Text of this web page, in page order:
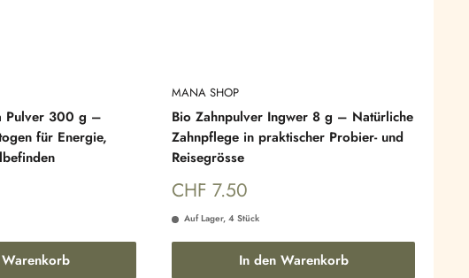
Pulver 300 g –
für Energie,
MANA SHOP
Bio Zahnpulver Ingwer 8 g – Natürliche
Zahnpflege in praktischer Probier- und
Reisegrösse
Sonderpreis
CHF 7.50
Auf Lager, 4 Stück
In den Warenkorb